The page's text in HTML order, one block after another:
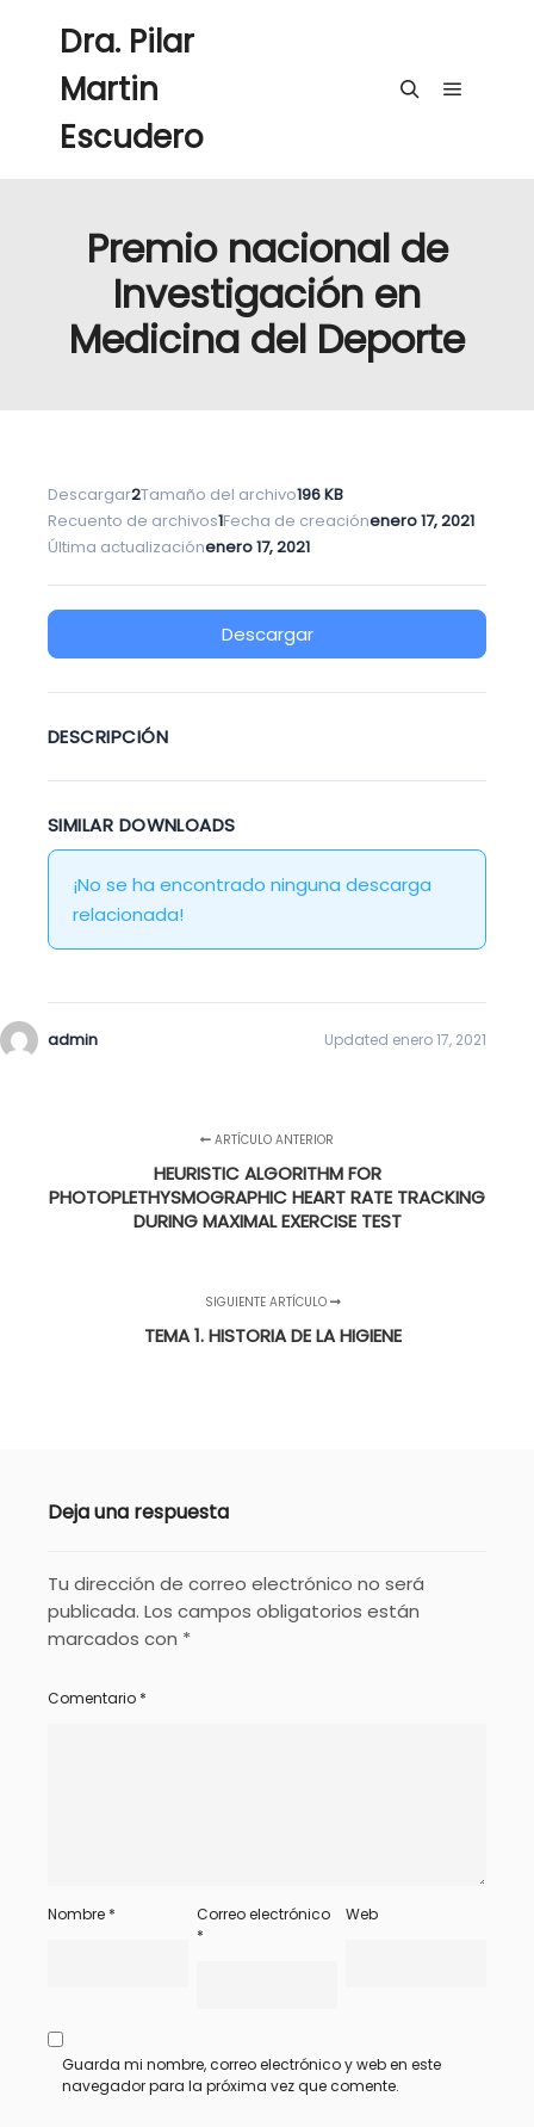
Dra. Pilar
Martin
Escudero
Premio nacional de
Investigación en
Medicina del Deporte
Descargar2Tamaño del archivo196 KB
Recuento de archivos1Fecha de creaciónenero 17, 2021
Última actualizaciónenero 17, 2021
Descargar
DESCRIPCIÓN
SIMILAR DOWNLOADS
¡No se ha encontrado ninguna descarga
relacionada!
admin Updated enero 17, 2021
ARTÍCULO ANTERIOR
HEURISTIC ALGORITHM FOR
PHOTOPLETHYSMOGRAPHIC HEART RATE TRACKING
DURING MAXIMAL EXERCISE TEST
SIGUIENTE ARTÍCULO
TEMA 1. HISTORIA DE LA HIGIENE
Deja una respuesta
Tu dirección de correo electrónico no será
publicada. Los campos obligatorios están
marcados con *
Comentario *
Nombre *
Correo electrónico
*
Web
Guarda mi nombre, correo electrónico y web en este
navegador para la próxima vez que comente.